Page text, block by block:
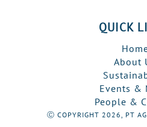
QUICK
About
Events &
People &
Ⓒ COPYRIGHT 2026, PT